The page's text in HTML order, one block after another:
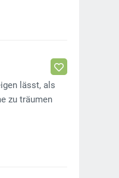
lässt, als
zu träumen